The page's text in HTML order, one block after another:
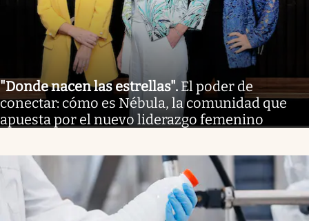
"Donde nacen las estrellas". El poder de
conectar: cómo es Nébula, la comunidad que
apuesta por el nuevo liderazgo femenino